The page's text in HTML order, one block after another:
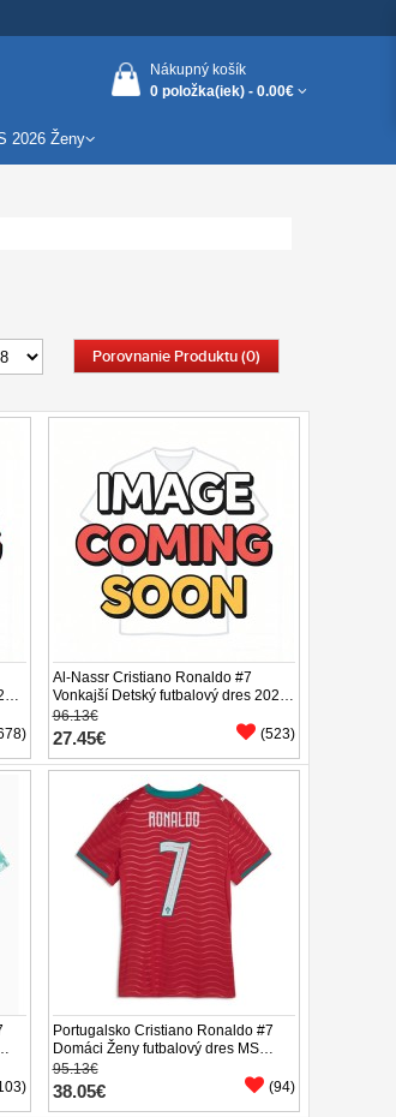
Nákupný košík
0 položka(iek) - 0.00€
2026 Ženy
Porovnanie Produktu (0)
Al-Nassr Cristiano Ronaldo #7
Vonkajší Detský futbalový dres 2026-
27 Krátky Rukáv (+ trenírky)
96.13€
27.45€ (523)
Portugalsko Cristiano Ronaldo #7
Domáci Ženy futbalový dres MS
2026 Krátky Rukáv
95.13€
38.05€ (94)